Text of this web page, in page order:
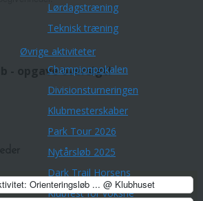
Lørdagstræning
Teknisk træning
Øvrige aktiviteter
Championpokalen
Divisionsturneringen
Klubmesterskaber
Park Tour 2026
Nytårsløb 2025
Dark Trail Horsens
Klubfest for voksne
- opgave oversigt!
Orienteringsløb ... @ Klubhuset